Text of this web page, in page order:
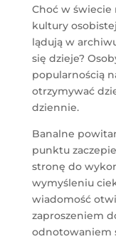
Choć w świecie
kultury
lądują w
się dzieje?
popularnością
otrzymywać
dziennie.
Banalne
punktu
stronę do
wymyśleniu
wiadomość
zaproszeniem
odnotowaniem